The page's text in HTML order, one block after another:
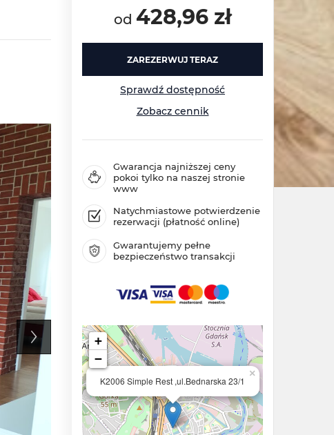
od 428,96 zł
ZAREZERWUJ TERAZ
Sprawdź dostępność
Zobacz cennik
Gwarancja najniższej ceny
pokoi tylko na naszej stronie
www
Natychmiastowe potwierdzenie
rezerwacji (płatność online)
Gwarantujemy pełne
bezpieczeństwo transakcji
K2006 Simple Rest ,ul.Bednarska 23/1
×
+
−